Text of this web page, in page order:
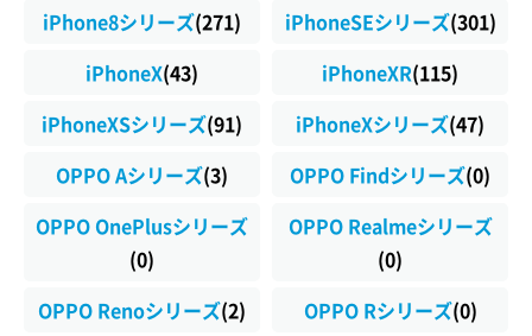
iPhone8シリーズ(271) iPhoneSEシリーズ(301)
iPhoneX(43) iPhoneXR(115)
iPhoneXSシリーズ(91) iPhoneXシリーズ(47)
OPPO Aシリーズ(3) OPPO Findシリーズ(0)
OPPO OnePlusシリーズ
(0)
OPPO Realmeシリーズ
(0)
OPPO Renoシリーズ(2) OPPO Rシリーズ(0)